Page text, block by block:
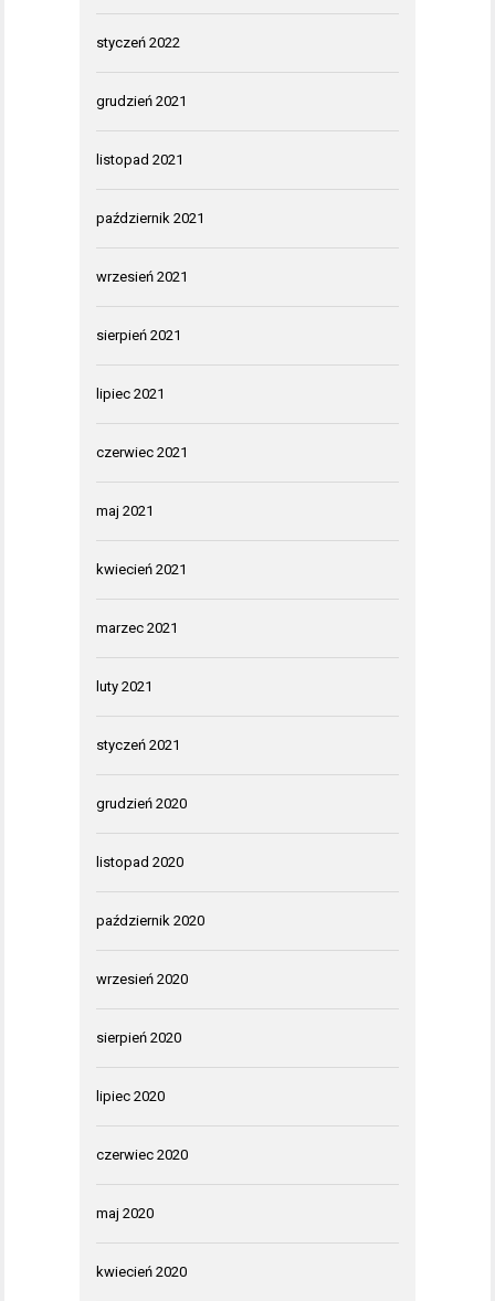
styczeń 2022
grudzień 2021
listopad 2021
październik 2021
wrzesień 2021
sierpień 2021
lipiec 2021
czerwiec 2021
maj 2021
kwiecień 2021
marzec 2021
luty 2021
styczeń 2021
grudzień 2020
listopad 2020
październik 2020
wrzesień 2020
sierpień 2020
lipiec 2020
czerwiec 2020
maj 2020
kwiecień 2020